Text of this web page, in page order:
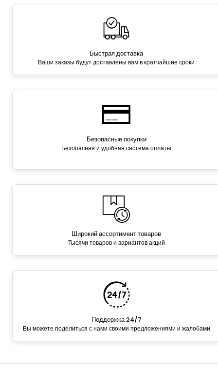
Быстрая доставка
Ваши заказы будут доставлены вам в кратчайшие сроки
Безопасные покупки
Безопасная и удобная система оплаты
Широкий ассортимент товаров
Тысячи товаров и вариантов акций
Поддержка 24/7
Вы можете поделиться с нами своими предложениями и жалобами